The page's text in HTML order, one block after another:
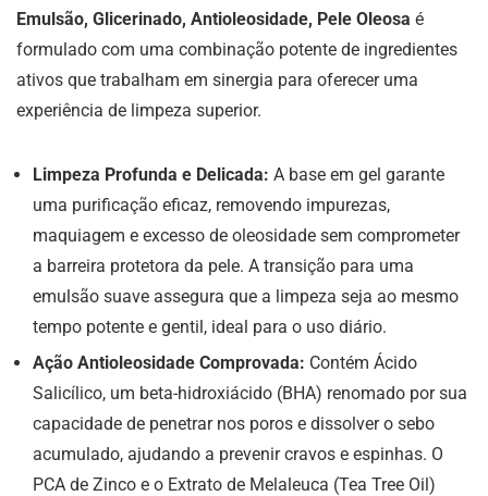
Emulsão, Glicerinado, Antioleosidade, Pele Oleosa é
formulado com uma combinação potente de ingredientes
ativos que trabalham em sinergia para oferecer uma
experiência de limpeza superior.
Limpeza Profunda e Delicada: A base em gel garante
uma purificação eficaz, removendo impurezas,
maquiagem e excesso de oleosidade sem comprometer
a barreira protetora da pele. A transição para uma
emulsão suave assegura que a limpeza seja ao mesmo
tempo potente e gentil, ideal para o uso diário.
Ação Antioleosidade Comprovada: Contém Ácido
Salicílico, um beta-hidroxiácido (BHA) renomado por sua
capacidade de penetrar nos poros e dissolver o sebo
acumulado, ajudando a prevenir cravos e espinhas. O
PCA de Zinco e o Extrato de Melaleuca (Tea Tree Oil)